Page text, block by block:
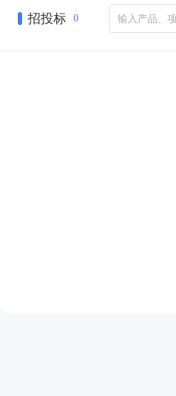
招投标 0